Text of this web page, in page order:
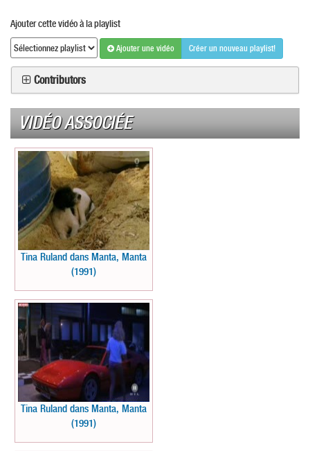
Ajouter cette vidéo à la playlist
Ajouter une vidéo Créer un nouveau playlist!
Contributors
VIDÉO ASSOCIÉE
Tina Ruland dans Manta, Manta
(1991)
Tina Ruland dans Manta, Manta
(1991)